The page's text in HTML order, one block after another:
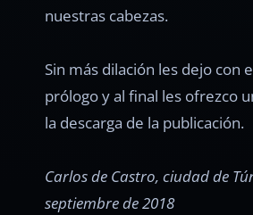
nuestras cabezas.
Sin más dilación les dejo con
prólogo y al final les ofrezco
la descarga de la publicación.
Carlos de Castro, ciudad de
septiembre de 2018